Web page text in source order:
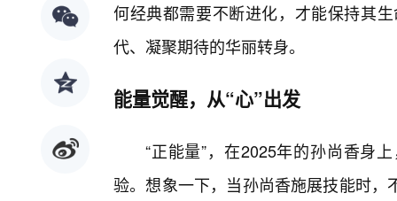
何经典都需要不断进化，才能保持其
代、凝聚期待的华丽转身。
能量觉醒，从“心”出发
“正能量”，在2025年的孙尚香身
验。想象一下，当孙尚香施展技能时